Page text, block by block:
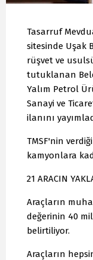
Tasarruf
sitesinde Uşak
rüşvet ve
tutuklanan
Yalım Petrol
Sanayi ve
ilanını
TMSF'nin
kamyonlara
21 ARACIN
Araçların
değerinin 40
belirtiliyor.
Araçların